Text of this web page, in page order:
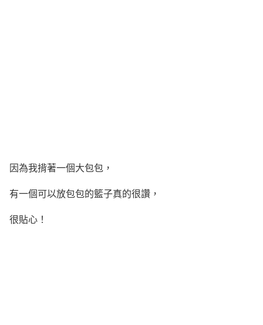
因為我揹著一個大包包，
有一個可以放包包的籃子真的很讚，
很貼心！